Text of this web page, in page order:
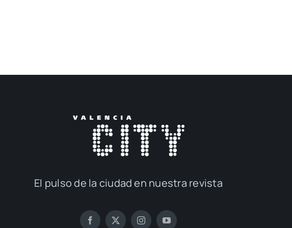
El pul­so de la ciu­dad en nues­tra revis­ta